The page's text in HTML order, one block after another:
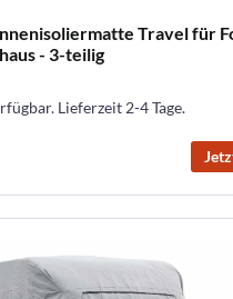
Travel für
- 3-teilig
Lieferzeit 2-4 Tage.